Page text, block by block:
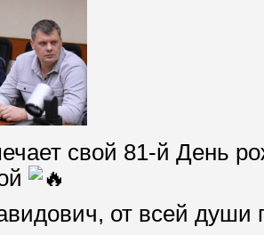
свой 81-й День
от всей